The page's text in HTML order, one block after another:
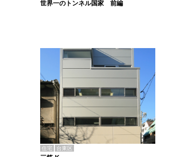
世界一のトンネル国家 前編
住宅 台東区